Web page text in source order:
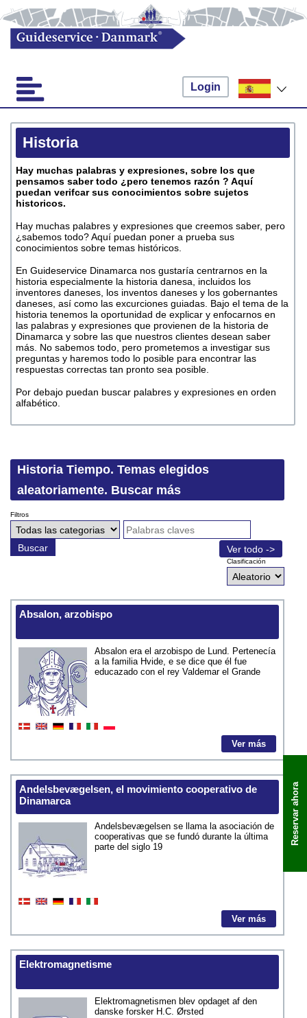
Login
Historia
Hay muchas palabras y expresiones, sobre los que
pensamos saber todo ¿pero tenemos razón ? Aquí
puedan verifcar sus conocimientos sobre sujetos
historicos.
Hay muchas palabres y expresiones que creemos saber, pero
¿sabemos todo? Aquí puedan poner a prueba sus
conocimientos sobre temas históricos.
En Guideservice Dinamarca nos gustaría centrarnos en la
historia especialmente la historia danesa, incluidos los
inventores daneses, los inventos daneses y los gobernantes
daneses, así como las excurciones guiadas. Bajo el tema de la
historia tenemos la oportunidad de explicar y enfocarnos en
las palabras y expresiones que provienen de la historia de
Dinamarca y sobre las que nuestros clientes desean saber
más. No sabemos todo, pero prometemos a investigar sus
preguntas y haremos todo lo posible para encontrar las
respuestas correctas tan pronto sea posible.
Por debajo puedan buscar palabres y expresiones en orden
alfabético.
Historia Tiempo. Temas elegidos
aleatoriamente. Buscar más
Filtros
Buscar Ver todo ->
Clasificación
Absalon, arzobispo
Absalon era el arzobispo de Lund. Pertenecía
a la familia Hvide, e se dice que él fue
educazado con el rey Valdemar el Grande
Ver más
Andelsbevægelsen, el movimiento cooperativo de
Dinamarca
Andelsbevægelsen se llama la asociación de
cooperativas que se fundó durante la última
parte del siglo 19
Ver más
Elektromagnetisme
Elektromagnetismen blev opdaget af den
danske forsker H.C. Ørsted
Reservar ahora